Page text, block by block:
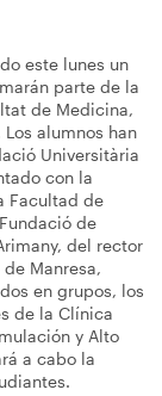
este lunes un
parte de la
de Medicina,
alumnos han
Universitària
con la
Facultad de
de
del rector
Manresa,
en grupos, los
de la Clínica
y Alto
a cabo la